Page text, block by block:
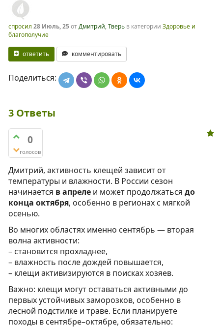
спросил 28 Июль, 25отДмитрий, Тверь в категории Здоровье и
благополучие
ответить комментировать
Поделиться:
3 Ответы
0
голосов
Дмитрий, активность клещей зависит от
температуры и влажности. В России сезон
начинается в апреле и может продолжаться до
конца октября, особенно в регионах с мягкой
осенью.
Во многих областях именно сентябрь — вторая
волна активности:
– становится прохладнее,
– влажность после дождей повышается,
– клещи активизируются в поисках хозяев.
Важно: клещи могут оставаться активными до
первых устойчивых заморозков, особенно в
лесной подстилке и траве. Если планируете
походы в сентябре–октябре, обязательно: